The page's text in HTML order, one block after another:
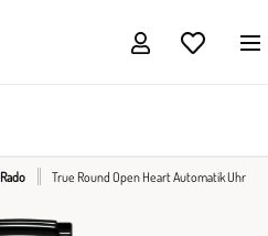
Rado True Round Open Heart Automatik Uhr